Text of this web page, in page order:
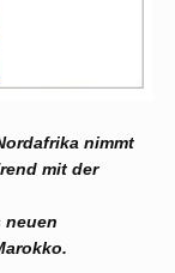
nimmt
mit der
neuen